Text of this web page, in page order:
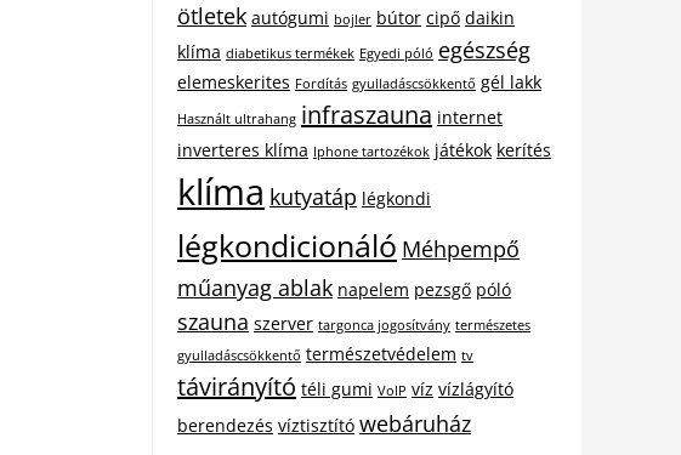
ötletek autógumi bojler bútor cipő daikin
klíma diabetikus termékek Egyedi póló egészség
elemeskerites Fordítás gyulladáscsökkentő gél lakk
Használt ultrahang infraszauna internet
inverteres klíma Iphone tartozékok játékok kerítés
klíma kutyatáp légkondi
légkondicionáló Méhpempő
műanyag ablak napelem pezsgő póló
szauna szerver targonca jogosítvány természetes
gyulladáscsökkentő természetvédelem tv
távirányító téli gumi VoIP víz vízlágyító
berendezés víztisztító webáruház